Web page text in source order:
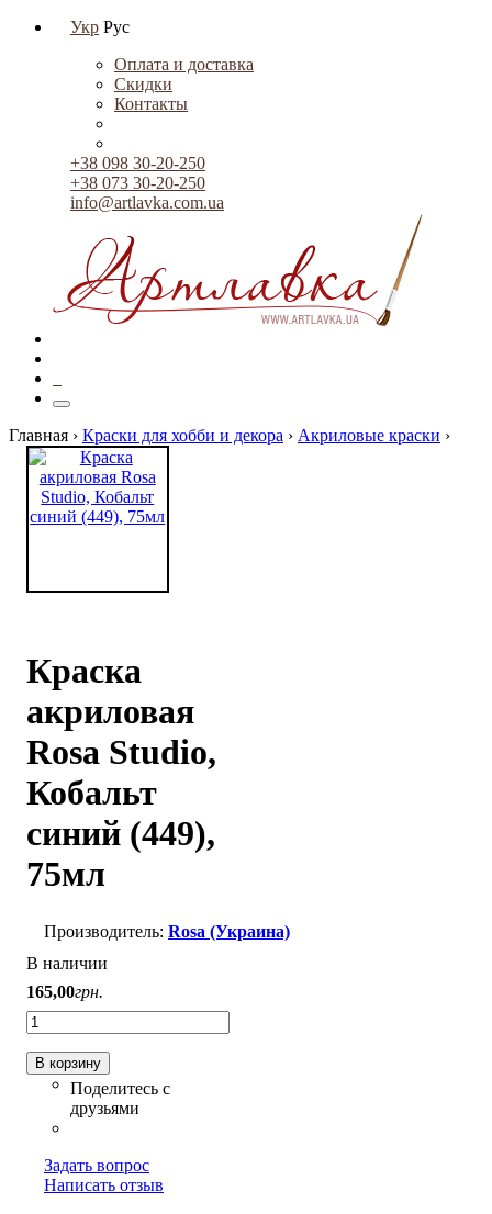
Укр Рус
Оплата и доставка
Скидки
Контакты
+38 098 30-20-250
+38 073 30-20-250
info@artlavka.com.ua
Главная › Краски для хобби и декора › Акриловые краски ›
Краска
акриловая
Rosa Studio,
Кобальт
синий (449),
75мл
Rosa (Украина)
В наличии
165,00грн.
В корзину
Задать вопрос
Написать отзыв